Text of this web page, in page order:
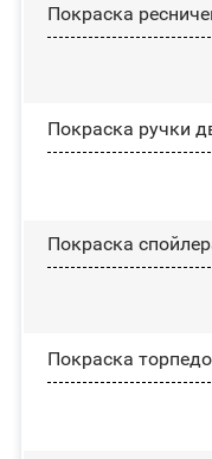
Покраска
Покраска ручки
Покраска
Покраска торпедо